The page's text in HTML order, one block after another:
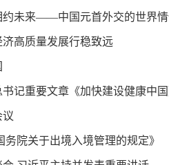
约未来——中国元首外交的世界
高质量发展行稳致远
书记重要文章《加快建设健康中
议
院关于出境入境管理的规定》